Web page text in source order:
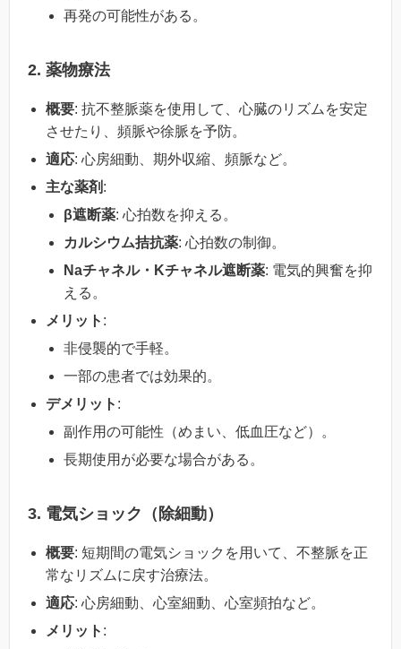
再発の可能性がある。
2. 薬物療法
概要: 抗不整脈薬を使用して、心臓のリズムを安定
させたり、頻脈や徐脈を予防。
適応: 心房細動、期外収縮、頻脈など。
主な薬剤 :
β遮断薬: 心拍数を抑える。
カルシウム拮抗薬: 心拍数の制御。
Naチャネル・Kチャネル遮断薬: 電気的興奮を抑
える。
メリット :
非侵襲的で手軽。
一部の患者では効果的。
デメリット :
副作用の可能性（めまい、低血圧など）。
長期使用が必要な場合がある。
3. 電気ショック（除細動）
概要: 短期間の電気ショックを用いて、不整脈を正
常なリズムに戻す治療法。
適応: 心房細動、心室細動、心室頻拍など。
メリット :